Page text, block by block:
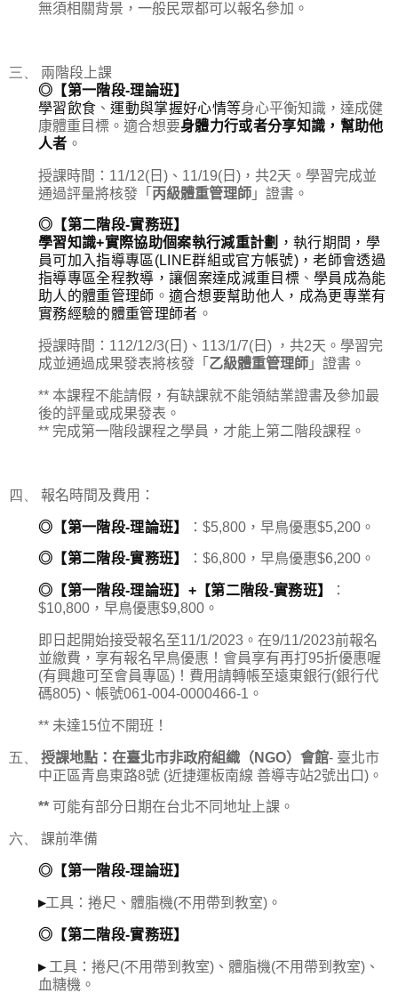
無須相關背景，一般民眾都可以報名參加。
三、
兩階段上課
◎ 【第一階段-理論班】
學習飲食 、運動與掌握好心情等身心平衡知識，達成健
康體重目標。適合想要身體力行或者分享知識，幫助他
人者 。
授課時間： 11/12( 日 ) 、 11/19( 日 ) ，共2天。學習完成並
通過評量將核發「 丙級體重管理師 」證書。
◎ 【第二階段-實務班】
學習知識+實際協助個案執行減重計劃 ，執行期間，學
員可加入指導專區 (LINE群組或官方帳號) ，老師會透過
指導專區全程教導，讓個案達成減重目標 、 學員成為能
助人的體重管理師 。 適合想要幫助他人，成為更專業有
實務經驗的體重管理師者 。
授課時間： 112/12/3( 日 ) 、 113/1/7( 日 ) ，共2天。學習完
成並通過成果發表將核發「 乙級體重管理師 」證書。
** 本課程不能請假，有缺課就不能領結業證書及參加最
後的評量或成果發表。
** 完成第一階段課程之學員，才能上第二階段課程。
四、 報名時間及費用：
◎ 【第一階段-理論班】 ： $5,800，早鳥優惠$5,200。
◎ 【第二階段-實務班】 ： $6,800，早鳥優惠$6,200。
◎ 【第一階段-理論班】 + 【第二階段-實務班】
：
$10,800 ， 早鳥優惠$9,800 。
即日起開始接受報名至11/1/2023 。在9/11/2023前報名
並繳費，享有報名早鳥優惠！會員享有再打95折優惠喔
(有興趣可至會員專區) ！費用請轉帳至遠東銀行(銀行代
碼805) 、帳號061-004-0000466-1 。
** 未達15位不開班！
五、 授課地點：在臺北市非政府組織（ NGO）會館- 臺北市
中正區青島東路8號 (近捷運板南線 善導寺站2號出口) 。
** 可能有部分日期在台北不同地址上課。
六、 課前準備
◎ 【第一階段-理論班】
▸工具：捲尺、體脂機(不用帶到教室) 。
◎ 【第二階段-實務班】
▸ 工具：捲尺(不用帶到教室) 、體脂機(不用帶到教室) 、
血糖機。